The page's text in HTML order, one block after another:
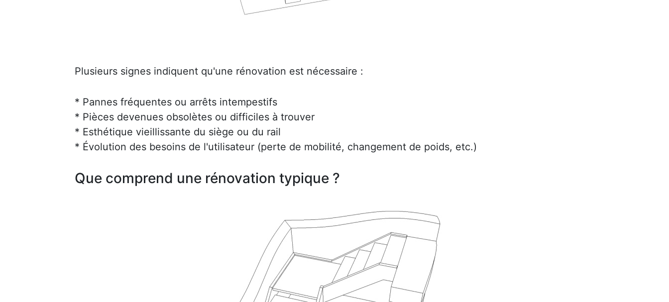
Plusieurs signes indiquent qu'une rénovation est nécessaire :
* Pannes fréquentes ou arrêts intempestifs
* Pièces devenues obsolètes ou difficiles à trouver
* Esthétique vieillissante du siège ou du rail
* Évolution des besoins de l'utilisateur (perte de mobilité, changement de poids, etc.)
Que comprend une rénovation typique ?